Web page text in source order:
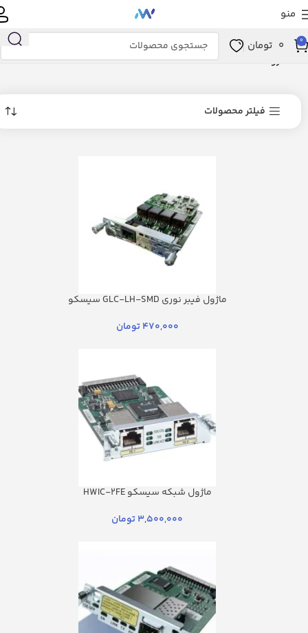
منو
0
0 تومان
فروشگاه
فیلتر محصولات
ماژول فیبر نوری GLC-LH-SMD سیسکو
470,000 تومان
ماژول شبکه سیسکو HWIC-2FE
3,500,000تومان